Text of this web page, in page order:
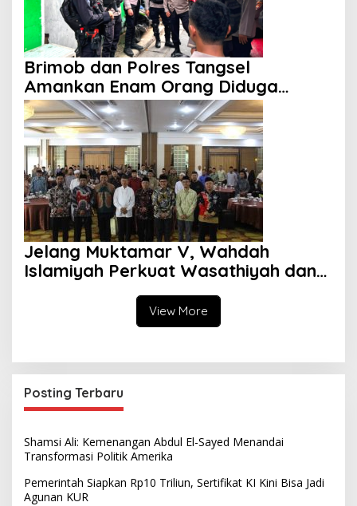
Brimob dan Polres Tangsel
Amankan Enam Orang Diduga
Hendak Tawuran
Jelang Muktamar V, Wahdah
Islamiyah Perkuat Wasathiyah dan
View More
Posting Terbaru
Shamsi Ali: Kemenangan Abdul El-Sayed Menandai
Transformasi Politik Amerika
Pemerintah Siapkan Rp10 Triliun, Sertifikat KI Kini Bisa Jadi
Agunan KUR